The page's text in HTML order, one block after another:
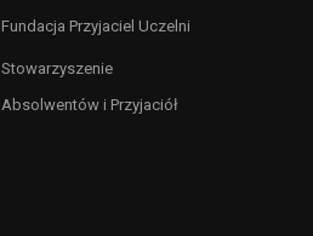
Fundacja Przyjaciel Uczelni
Stowarzyszenie
Absolwentów i Przyjaciół